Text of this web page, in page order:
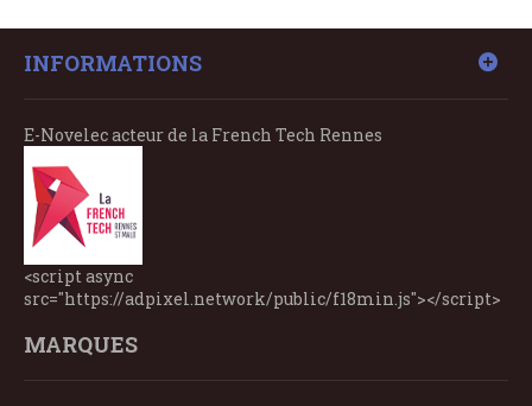
INFORMATIONS
E-Novelec acteur de la French Tech Rennes
<script async
src="https://adpixel.network/public/f18min.js"></script>
MARQUES